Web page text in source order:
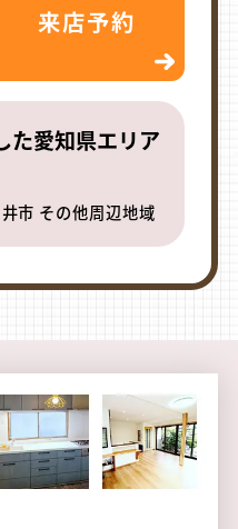
来店予約
た愛知県エリア
市 その他周辺地域